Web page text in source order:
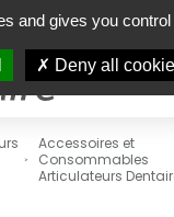
Accessoires et
Consommables
Articulateurs
and gives you
Deny all